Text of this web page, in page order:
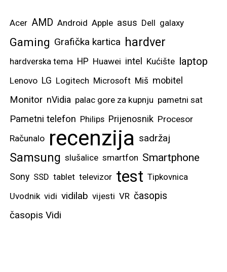
aplikacijama, gdje
možete bez problema
imati otvorena dva
dokumenta, pisati
bilješke ili čak cijele
tekstove, uređivati
OneUI sustav
optimiziran je i za
prikaz tri različite
aplikacije, a za one
četvrtu otvoriti kao
Acer AMD Android Apple asus Dell galaxy
Gaming Grafička kartica hardver
hardverska tema HP Huawei intel Kućište laptop
Lenovo LG Logitech Microsoft Miš mobitel
Monitor nVidia palac gore za kupnju pametni sat
Pametni telefon Philips Prijenosnik Procesor
Računalo recenzija sadržaj
Samsung slušalice smartfon Smartphone
Sony SSD tablet televizor test Tipkovnica
Uvodnik vidi vidilab vijesti VR časopis
časopis Vidi